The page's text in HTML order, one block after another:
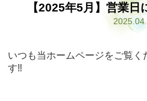
【2025年5月】営業日
いつも当ホームページをご覧く
す‼️